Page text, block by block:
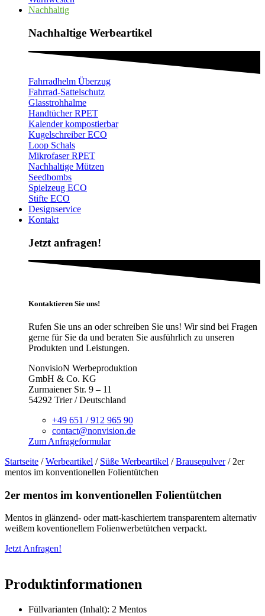
Nachhaltig
Nachhaltige Werbeartikel​
Fahrradhelm Überzug
Fahrrad-Sattelschutz
Glasstrohhalme
Handtücher RPET
Kalender kompostierbar
Kugelschreiber ECO
Loop Schals
Mikrofaser RPET
Nachhaltige Mützen
Seedbombs
Spielzeug ECO
Stifte ECO
Designservice
Kontakt
Jetzt anfragen!
Kontaktieren Sie uns!
Rufen Sie uns an oder schreiben Sie uns! Wir sind bei Fragen
gerne für Sie da und beraten Sie ausführlich zu unseren
Produkten und Leistungen.
NonvisioN Werbeproduktion
GmbH & Co. KG
Zurmaiener Str. 9 – 11
54292 Trier / Deutschland
+49 651 / 912 965 90
contact@nonvision.de
Zum Anfrageformular
Startseite /Werbeartikel / Süße Werbeartikel /Brausepulver/ 2er
mentos im konventionellen Folientütchen
2er mentos im konventionellen Folientütchen
Mentos in glänzend- oder matt-kaschiertem transparentem alternativ
weißem koventionellem Folienwerbetütchen verpackt.
Jetzt Anfragen!
Produktinformationen
Füllvarianten (Inhalt): 2 Mentos